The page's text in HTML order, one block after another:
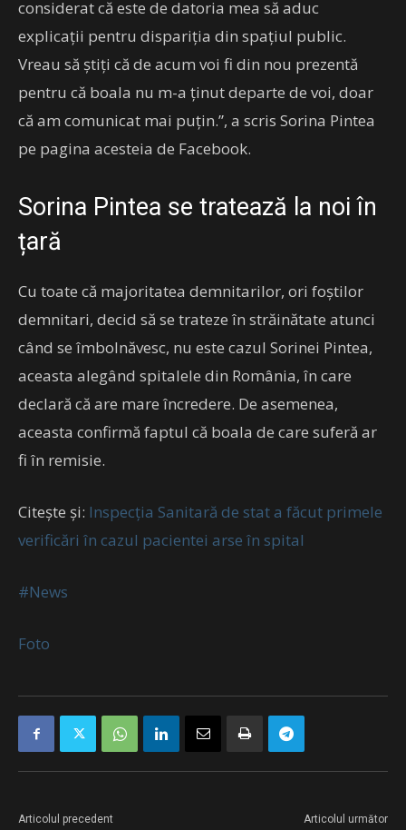
considerat că este de datoria mea să aduc
explicații pentru dispariția din spațiul public.
Vreau să știți că de acum voi fi din nou prezentă
pentru că boala nu m-a ținut departe de voi, doar
că am comunicat mai puțin.”, a scris Sorina Pintea
pe pagina acesteia de Facebook.
Sorina Pintea se tratează la noi în
țară
Cu toate că majoritatea demnitarilor, ori foștilor
demnitari, decid să se trateze în străinătate atunci
când se îmbolnăvesc, nu este cazul Sorinei Pintea,
aceasta alegând spitalele din România, în care
declară că are mare încredere. De asemenea,
aceasta confirmă faptul că boala de care suferă ar
fi în remisie.
Citește și: Inspecţia Sanitară de stat a făcut primele
verificări în cazul pacientei arse în spital
#News
Foto
Articolul precedent Articolul următor